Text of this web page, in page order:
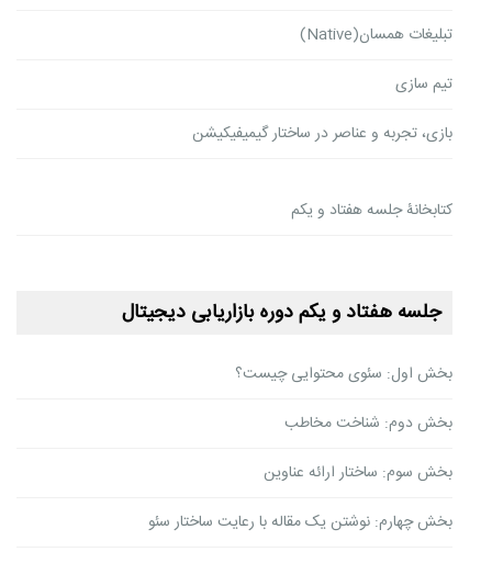
تبلیغات همسان(Native)
تیم سازی
بازی، تجربه و عناصر در ساختار گیمیفیکیشن
کتابخانۀ جلسه هفتاد و یکم
جلسه هفتاد و یکم دوره بازاریابی دیجیتال
بخش اول: سئوی محتوایی چیست؟
بخش دوم: شناخت مخاطب
بخش سوم: ساختار ارائه عناوین
بخش چهارم: نوشتن یک مقاله با رعایت ساختار سئو